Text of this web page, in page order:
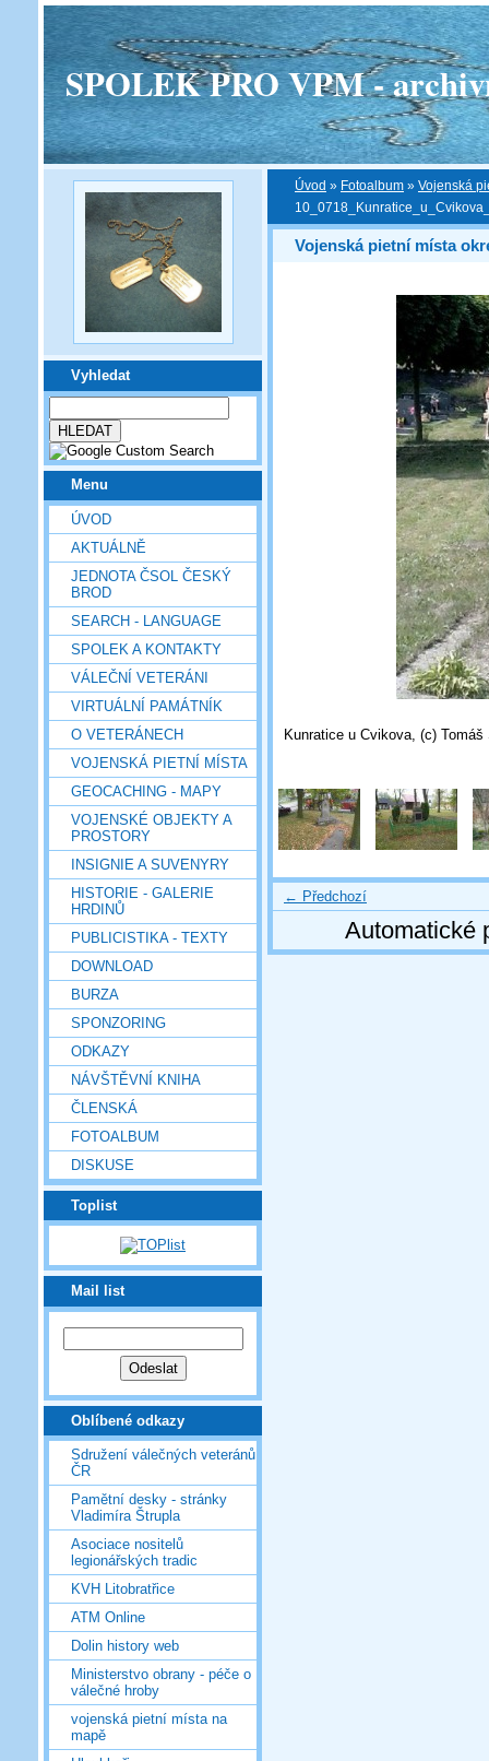
SPOLEK PRO VPM -
Vyhledat
Menu
ÚVOD
AKTUÁLNĚ
JEDNOTA ČSOL ČESKÝ
BROD
SEARCH - LANGUAGE
SPOLEK A KONTAKTY
VÁLEČNÍ VETERÁNI
VIRTUÁLNÍ PAMÁTNÍK
O VETERÁNECH
VOJENSKÁ PIETNÍ MÍSTA
GEOCACHING - MAPY
VOJENSKÉ OBJEKTY A
PROSTORY
INSIGNIE A SUVENYRY
HISTORIE - GALERIE
HRDINŮ
PUBLICISTIKA - TEXTY
DOWNLOAD
BURZA
SPONZORING
ODKAZY
NÁVŠTĚVNÍ KNIHA
ČLENSKÁ
FOTOALBUM
DISKUSE
Toplist
Mail list
Oblíbené odkazy
Sdružení válečných veteránů
ČR
Pamětní desky - stránky
Vladimíra Štrupla
Asociace nositelů
legionářských tradic
KVH Litobratřice
ATM Online
Dolin history web
Ministerstvo obrany - péče o
válečné hroby
vojenská pietní místa na
mapě
Úvod » Fotoalbum » Vojenská
Vojenská pietní místa
Kunratice u Cvikova, (c)
← Předchozí
Automatické